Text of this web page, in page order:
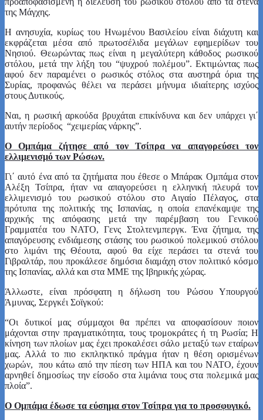
της Μάγχης.
Η ανησυχία, κυρίως του Ηνωμένου Βασιλείου είναι διάχυτη και
εκφράζεται μέσα από πρωτοσέλιδα μεγάλων εφημερίδων του
Νησιού. Θεωρώντας πως είναι η μεγαλύτερη κάθοδος ρωσικού
στόλου, μετά την λήξη του “ψυχρού πολέμου”. Εκτιμώντας πως
αφού δεν παραμένει ο ρωσικός στόλος στα αυστηρά όρια της
Συρίας, προφανώς θέλει να περάσει μήνυμα ιδιαίτερης ισχύος
στους Δυτικούς.
Ναι, η ρωσική αρκούδα βρυχάται επικίνδυνα και δεν υπάρχει γι΄
αυτήν περίοδος “χειμερίας νάρκης”.
Ο Ομπάμα ζήτησε από τον Τσίπρα να απαγορεύσει τον
ελλιμενισμό των Ρώσων.
Γι΄ αυτό ένα από τα ζητήματα που έθεσε ο Μπάρακ Ομπάμα στον
Αλέξη Τσίπρα, ήταν να απαγορεύσει η ελληνική πλευρά τον
ελλιμενισμό του ρωσικού στόλου στο Αιγαίο Πέλαγος, στα
πρότυπα της πολιτικής της Ισπανίας, η οποία επανέκαμψε της
αρχικής της απόφασης μετά την παρέμβαση του Γενικού
Γραμματέα του ΝΑΤΟ, Γενς Στολτενμπεργκ. Ένα ζήτημα, της
απαγόρευσης ενδιάμεσης στάσης του ρωσικού πολεμικού στόλου
στο λιμάνι της Θέουτα, αφού θα είχε περάσει τα στενά του
Γιβραλτάρ, που προκάλεσε δημόσια διαμάχη στον πολιτικό κόσμο
της Ισπανίας, αλλά και στα ΜΜΕ της Ιβηρικής χώρας.
Άλλωστε, είναι πρόσφατη η δήλωση του Ρώσου Υπουργού
Άμυνας, Σεργκέι Σοϊγκού:
“Οι δυτικοί μας σύμμαχοι θα πρέπει να αποφασίσουν ποιον
μάχονται στην πραγματικότητα, τους τρομοκράτες ή τη Ρωσία; Η
κίνηση των πλοίων μας έχει προκαλέσει σάλο μεταξύ των εταίρων
μας. Αλλά το πιο εκπληκτικό πράγμα ήταν η θέση ορισμένων
χωρών, που κάτω από την πίεση των ΗΠΑ και του ΝΑΤΟ, έχουν
αρνηθεί δημοσίως την είσοδο στα λιμάνια τους στα πολεμικά μας
πλοία”.
Ο Ομπάμα έδωσε τα εύσημα στον Τσίπρα για το προσφυγικό.